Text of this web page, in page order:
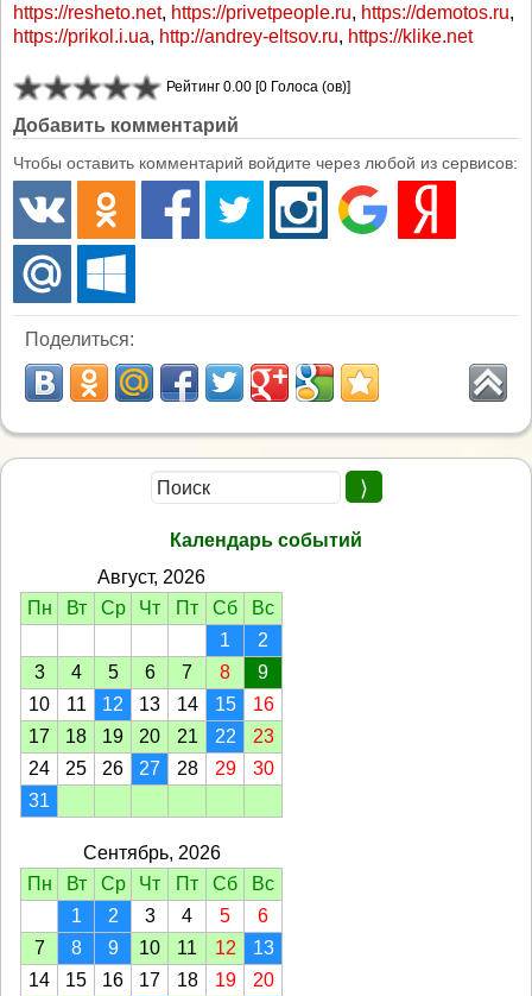
https://resheto.net, https://privetpeople.ru, https://demotos.ru,
https://prikol.i.ua, http://andrey-eltsov.ru, https://klike.net
Рейтинг 0.00 [0 Голоса (ов)]
Добавить комментарий
Чтобы оставить комментарий войдите через любой из сервисов:
Поделиться:
Календарь событий
Август, 2026
Пн
Вт Ср Чт Пт Сб
Вс
1
2
3
4 5 6 7 8
9
10
11 12 13 14 15
16
17
18 19 20 21 22
23
24
25 26 27 28 29
30
31
Сентябрь, 2026
Пн
Вт Ср Чт Пт Сб
Вс
1
2 3 4 5
6
7
8 9 10 11 12
13
14
15 16 17 18 19
20